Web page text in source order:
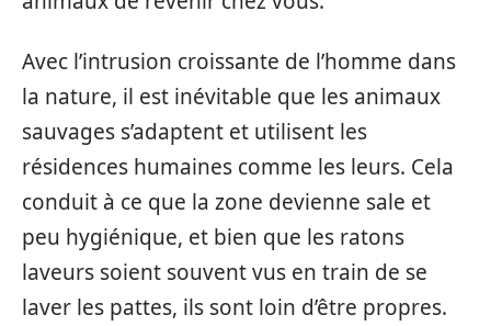
Avec l’intrusion croissante de l’homme dans
la nature, il est inévitable que les animaux
sauvages s’adaptent et utilisent les
résidences humaines comme les leurs. Cela
conduit à ce que la zone devienne sale et
peu hygiénique, et bien que les ratons
laveurs soient souvent vus en train de se
laver les pattes, ils sont loin d’être propres.